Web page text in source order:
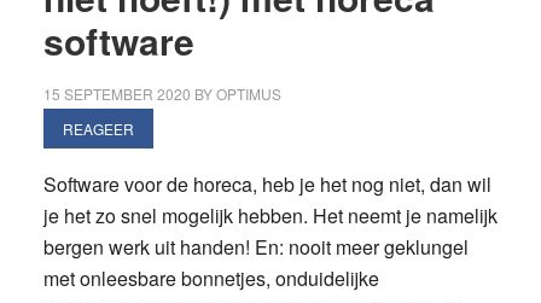
software
15 SEPTEMBER 2020 BYOPTIMUS
REAGEER
Software voor de horeca, heb je het nog niet, dan wil
je het zo snel mogelijk hebben. Het neemt je namelijk
bergen werk uit handen! En: nooit meer geklungel
met onleesbare bonnetjes, onduidelijke